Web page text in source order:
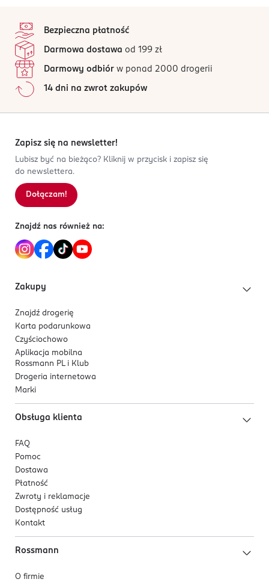
Bezpieczna płatność
Darmowa dostawa od 199 zł
Darmowy odbiór w ponad 2000 drogerii
14 dni na zwrot zakupów
Zapisz się na newsletter!
Lubisz być na bieżąco? Kliknij w przycisk i zapisz się
do newslettera.
Dołączam!
Znajdź nas również na:
Zakupy
Znajdź drogerię
Karta podarunkowa
Czyściochowo
Aplikacja mobilna
Rossmann PL i Klub
Drogeria internetowa
Marki
Obsługa klienta
FAQ
Pomoc
Dostawa
Płatność
Zwroty i reklamacje
Dostępność usług
Kontakt
Rossmann
O firmie